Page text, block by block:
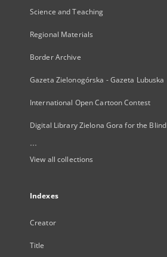
Science and Teaching
Regional Materials
Border Archive
Gazeta Zielonogórska - Gazeta Lubuska
International Open Cartoon Contest
Digital Library Zielona Gora for the Blind
...
View all collections
Indexes
Creator
Title